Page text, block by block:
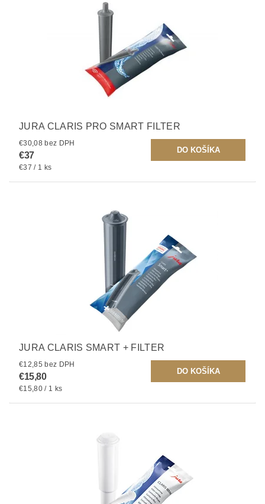
JURA CLARIS PRO SMART FILTER
€30,08 bez DPH
€37
€37 / 1 ks
JURA CLARIS SMART + FILTER
€12,85 bez DPH
€15,80
€15,80 / 1 ks